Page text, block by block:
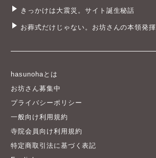
きっかけは大震災。サイト誕生秘話
お葬式だけじゃない。お坊さんの本領発揮
hasunohaとは
お坊さん募集中
プライバシーポリシー
一般向け利用規約
寺院会員向け利用規約
特定商取引法に基づく表記